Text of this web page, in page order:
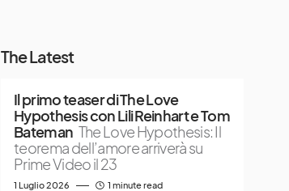
The Latest
Il primo teaser di The Love
Hypothesis con Lili Reinhart e Tom
Bateman The Love Hypothesis: Il
teorema dell’amore arriverà su
Prime Video il 23
1 Luglio 2026 1 minute read